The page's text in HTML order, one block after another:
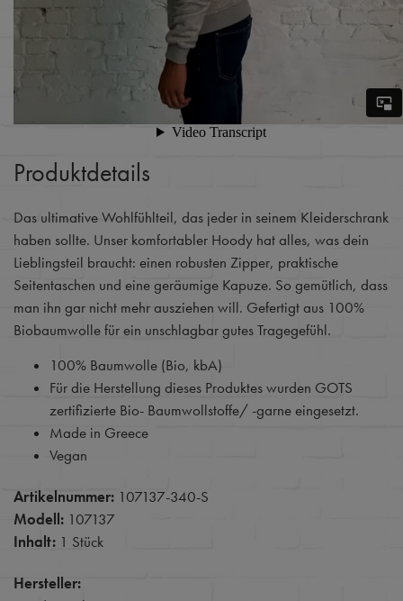
Produktdetails
Das ultimative Wohlfühlteil, das jeder in seinem Kleiderschrank
haben sollte. Unser komfortabler Hoody hat alles, was dein
Lieblingsteil braucht: einen robusten Zipper, praktische
Seitentaschen und eine geräumige Kapuze. So gemütlich, dass
man ihn gar nicht mehr ausziehen will. Gefertigt aus 100%
Biobaumwolle für ein unschlagbar gutes Tragegefühl.
100% Baumwolle (Bio, kbA)
Für die Herstellung dieses Produktes wurden GOTS
zertifizierte Bio- Baumwollstoffe/ -garne eingesetzt.
Made in Greece
Vegan
Artikelnummer: 107137-340-S
Modell: 107137
Inhalt: 1 Stück
Hersteller: